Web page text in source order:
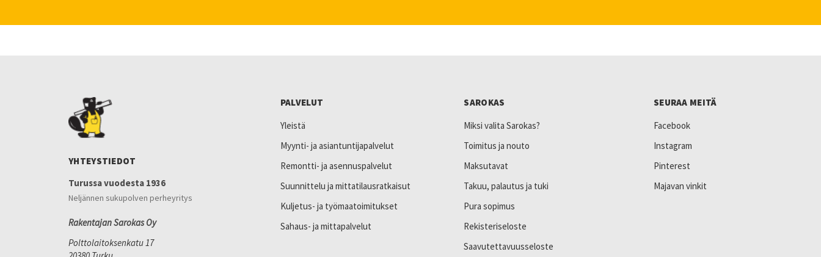
YHTEYSTIEDOT
Turussa vuodesta 1936
Neljännen sukupolven perheyritys
Rakentajan Sarokas Oy
Polttolaitoksenkatu 17
PALVELUT
Yleistä
Myynti- ja asiantuntijapalvelut
Remontti- ja asennuspalvelut
Suunnittelu ja mittatilausratkaisut
Kuljetus- ja työmaatoimitukset
Sahaus- ja mittapalvelut
SAROKAS
Miksi valita Sarokas?
Toimitus ja nouto
Maksutavat
Takuu, palautus ja tuki
Pura sopimus
Rekisteriseloste
Saavutettavuusseloste
SEURAA MEITÄ
Facebook
Instagram
Pinterest
Majavan vinkit